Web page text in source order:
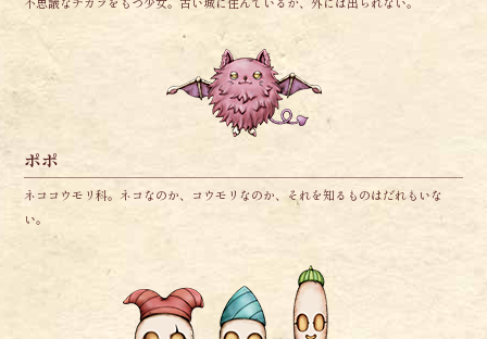
ポポ
ネココウモリ科。ネコなのか、コウモリなのか、それを知るものはだれもいな
い。